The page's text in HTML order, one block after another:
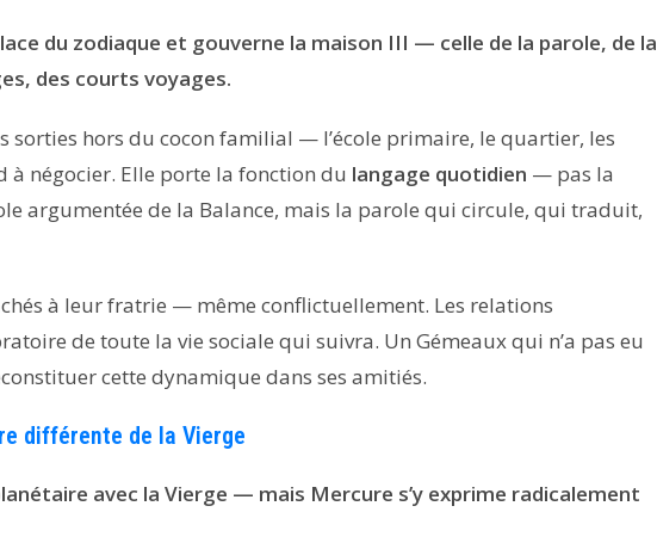
du zodiaque et gouverne la maison III — celle de la parole, de la
des courts voyages.
sorties hors du cocon familial — l’école primaire, le quartier, les
négocier. Elle porte la fonction du langage quotidien — pas la
argumentée de la Balance, mais la parole qui circule, qui traduit,
à leur fratrie — même conflictuellement. Les relations
de toute la vie sociale qui suivra. Un Gémeaux qui n’a pas eu
cette dynamique dans ses amitiés.
différente de la Vierge
avec la Vierge — mais Mercure s’y exprime radicalement